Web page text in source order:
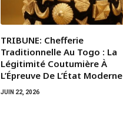
TRIBUNE: Chefferie
Traditionnelle Au Togo : La
Légitimité Coutumière À
L’Épreuve De L’État Moderne
JUIN 22, 2026